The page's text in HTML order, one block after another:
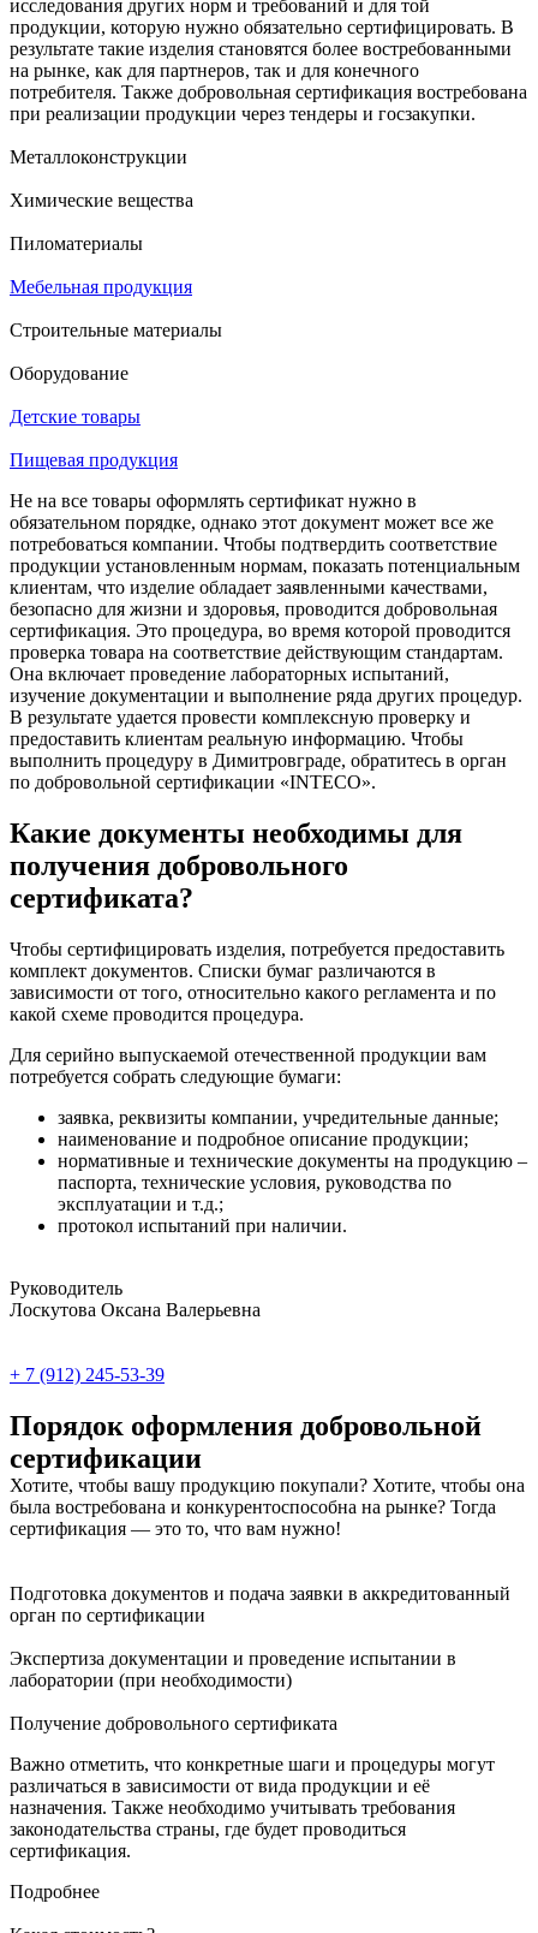
исследования других норм и требований и для той
продукции, которую нужно обязательно сертифицировать. В
результате такие изделия становятся более востребованными
на рынке, как для партнеров, так и для конечного
потребителя. Также добровольная сертификация востребована
при реализации продукции через тендеры и госзакупки.
Металлоконструкции
Химические вещества
Пиломатериалы
Мебельная продукция
Строительные материалы
Оборудование
Детские товары
Пищевая продукция
Не на все товары оформлять сертификат нужно в
обязательном порядке, однако этот документ может все же
потребоваться компании. Чтобы подтвердить соответствие
продукции установленным нормам, показать потенциальным
клиентам, что изделие обладает заявленными качествами,
безопасно для жизни и здоровья, проводится добровольная
сертификация. Это процедура, во время которой проводится
проверка товара на соответствие действующим стандартам.
Она включает проведение лабораторных испытаний,
изучение документации и выполнение ряда других процедур.
В результате удается провести комплексную проверку и
предоставить клиентам реальную информацию. Чтобы
выполнить процедуру в Димитровграде, обратитесь в орган
по добровольной сертификации «INTECO».
Какие документы необходимы для
получения добровольного
сертификата?
Чтобы сертифицировать изделия, потребуется предоставить
комплект документов. Списки бумаг различаются в
зависимости от того, относительно какого регламента и по
какой схеме проводится процедура.
Для серийно выпускаемой отечественной продукции вам
потребуется собрать следующие бумаги:
заявка, реквизиты компании, учредительные данные;
наименование и подробное описание продукции;
нормативные и технические документы на продукцию –
паспорта, технические условия, руководства по
эксплуатации и т.д.;
протокол испытаний при наличии.
Руководитель
Лоскутова Оксана Валерьевна
+ 7 (912) 245-53-39
Порядок оформления добровольной
сертификации
Хотите, чтобы вашу продукцию покупали? Хотите, чтобы она
была востребована и конкурентоспособна на рынке? Тогда
сертификация — это то, что вам нужно!
Подготовка документов и подача заявки в аккредитованный
орган по сертификации
Экспертиза документации и проведение испытании в
лаборатории (при необходимости)
Получение добровольного сертификата
Важно отметить, что конкретные шаги и процедуры могут
различаться в зависимости от вида продукции и её
назначения. Также необходимо учитывать требования
законодательства страны, где будет проводиться
сертификация.
Подробнее